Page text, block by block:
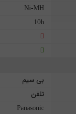
Ni-MH
10h
بی سیم
تلفن
Panasonic